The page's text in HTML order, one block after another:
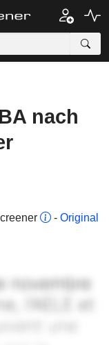
nach
- Original